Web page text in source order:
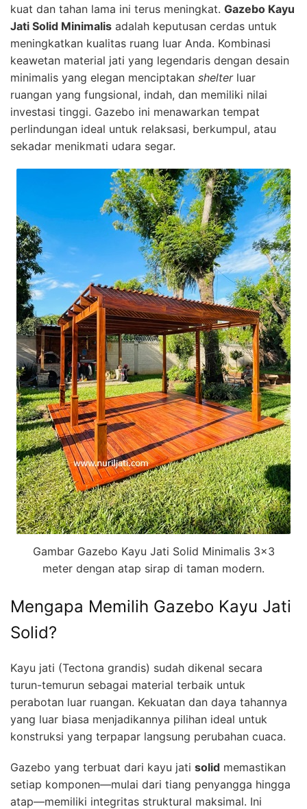
kuat dan tahan lama ini terus meningkat. Gazebo Kayu
Jati Solid Minimalis adalah keputusan cerdas untuk
meningkatkan kualitas ruang luar Anda. Kombinasi
keawetan material jati yang legendaris dengan desain
minimalis yang elegan menciptakan shelterluar
ruangan yang fungsional, indah, dan memiliki nilai
investasi tinggi. Gazebo ini menawarkan tempat
perlindungan ideal untuk relaksasi, berkumpul, atau
sekadar menikmati udara segar.
Gambar Gazebo Kayu Jati Solid Minimalis 3×3
meter dengan atap sirap di taman modern.
Mengapa Memilih Gazebo Kayu Jati
Solid?
Kayu jati (Tectona grandis) sudah dikenal secara
turun-temurun sebagai material terbaik untuk
perabotan luar ruangan. Kekuatan dan daya tahannya
yang luar biasa menjadikannya pilihan ideal untuk
konstruksi yang terpapar langsung perubahan cuaca.
Gazebo yang terbuat dari kayu jati solid memastikan
setiap komponen—mulai dari tiang penyangga hingga
atap—memiliki integritas struktural maksimal. Ini